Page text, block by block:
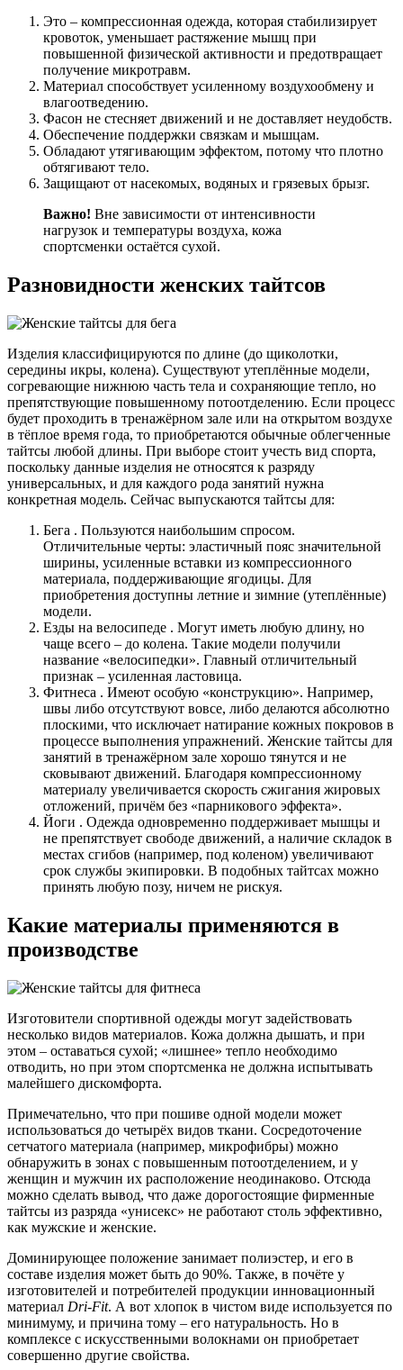
Это – компрессионная одежда, которая стабилизирует
кровоток, уменьшает растяжение мышц при
повышенной физической активности и предотвращает
получение микротравм.
Материал способствует усиленному воздухообмену и
влагоотведению.
Фасон не стесняет движений и не доставляет неудобств.
Обеспечение поддержки связкам и мышцам.
Обладают утягивающим эффектом, потому что плотно
обтягивают тело.
Защищают от насекомых, водяных и грязевых брызг.
Важно! Вне зависимости от интенсивности
нагрузок и температуры воздуха, кожа
спортсменки остаётся сухой.
Разновидности женских тайтсов
Изделия классифицируются по длине (до щиколотки,
середины икры, колена). Существуют утеплённые модели,
согревающие нижнюю часть тела и сохраняющие тепло, но
препятствующие повышенному потоотделению. Если процесс
будет проходить в тренажёрном зале или на открытом воздухе
в тёплое время года, то приобретаются обычные облегченные
тайтсы любой длины. При выборе стоит учесть вид спорта,
поскольку данные изделия не относятся к разряду
универсальных, и для каждого рода занятий нужна
конкретная модель. Сейчас выпускаются тайтсы для:
Бега . Пользуются наибольшим спросом.
Отличительные черты: эластичный пояс значительной
ширины, усиленные вставки из компрессионного
материала, поддерживающие ягодицы. Для
приобретения доступны летние и зимние (утеплённые)
модели.
Езды на велосипеде . Могут иметь любую длину, но
чаще всего – до колена. Такие модели получили
название «велосипедки». Главный отличительный
признак – усиленная ластовица.
Фитнеса . Имеют особую «конструкцию». Например,
швы либо отсутствуют вовсе, либо делаются абсолютно
плоскими, что исключает натирание кожных покровов в
процессе выполнения упражнений. Женские тайтсы для
занятий в тренажёрном зале хорошо тянутся и не
сковывают движений. Благодаря компрессионному
материалу увеличивается скорость сжигания жировых
отложений, причём без «парникового эффекта».
Йоги . Одежда одновременно поддерживает мышцы и
не препятствует свободе движений, а наличие складок в
местах сгибов (например, под коленом) увеличивают
срок службы экипировки. В подобных тайтсах можно
принять любую позу, ничем не рискуя.
Какие материалы применяются в
производстве
Изготовители спортивной одежды могут задействовать
несколько видов материалов. Кожа должна дышать, и при
этом – оставаться сухой; «лишнее» тепло необходимо
отводить, но при этом спортсменка не должна испытывать
малейшего дискомфорта.
Примечательно, что при пошиве одной модели может
использоваться до четырёх видов ткани. Сосредоточение
сетчатого материала (например, микрофибры) можно
обнаружить в зонах с повышенным потоотделением, и у
женщин и мужчин их расположение неодинаково. Отсюда
можно сделать вывод, что даже дорогостоящие фирменные
тайтсы из разряда «унисекс» не работают столь эффективно,
как мужские и женские.
Доминирующее положение занимает полиэстер, и его в
составе изделия может быть до 90%. Также, в почёте у
изготовителей и потребителей продукции инновационный
материал Dri-Fit. А вот хлопок в чистом виде используется по
минимуму, и причина тому – его натуральность. Но в
комплексе с искусственными волокнами он приобретает
совершенно другие свойства.